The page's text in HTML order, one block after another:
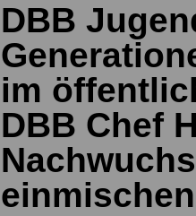
DBB
im
DBB Chef
einmischen